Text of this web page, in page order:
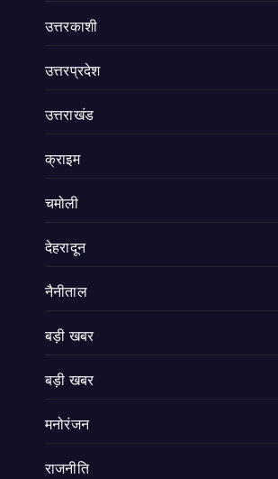
उत्तरकाशी
उत्तरप्रदेश
उत्तराखंड
क्राइम
चमोली
देहरादून
नैनीताल
बड़ी खबर
बड़ी खबर
मनोरंजन
राजनीति